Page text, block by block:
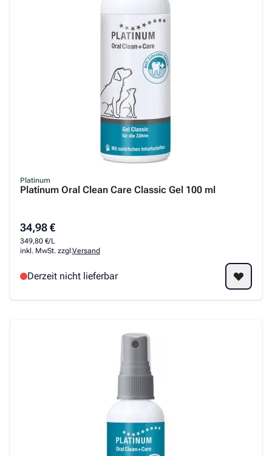
Platinum
Platinum Oral Clean Care Classic Gel 100 ml
34,98 €
349,80 €/L
inkl. MwSt. zzgl.Versand
Derzeit nicht lieferbar